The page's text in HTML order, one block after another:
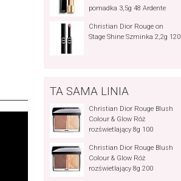
pomadka 3,5g 48 Ardente
Christian Dior Rouge on
Stage Shine Szminka 2,2g 120
TA SAMA LINIA
Christian Dior Rouge Blush
Colour & Glow Róż
rozświetlający 8g 100
Christian Dior Rouge Blush
Colour & Glow Róż
rozświetlający 8g 200